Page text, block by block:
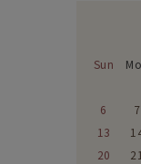
Sun
6
7
13
20
21